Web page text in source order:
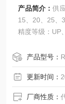
产品简介：供
15、20、25、
精度等级：UP
产品型号：
更新时间：
厂商性质：